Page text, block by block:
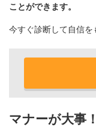
ことができます。
今すぐ診断して自信を
マナーが大事